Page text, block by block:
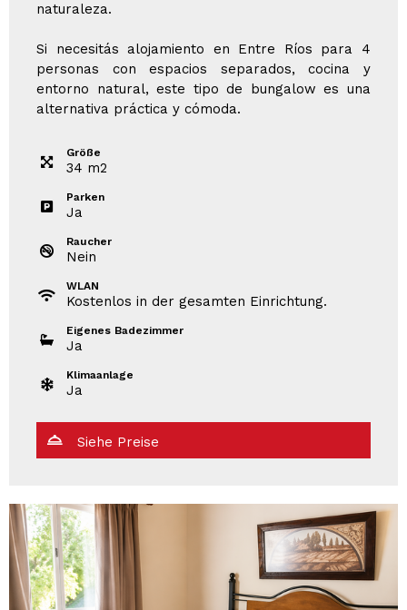
naturaleza.
Si necesitás alojamiento en Entre Ríos para 4
personas con espacios separados, cocina y
entorno natural, este tipo de bungalow es una
alternativa práctica y cómoda.
Größe
34 m2
Parken
Ja
Raucher
Nein
WLAN
Kostenlos in der gesamten Einrichtung.
Eigenes Badezimmer
Ja
Klimaanlage
Ja
Siehe Preise